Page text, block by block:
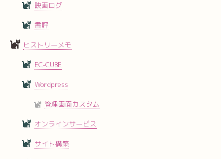
映画ログ
書評
ヒストリーメモ
EC-CUBE
Wordpress
管理画面カスタム
オンラインサービス
サイト構築